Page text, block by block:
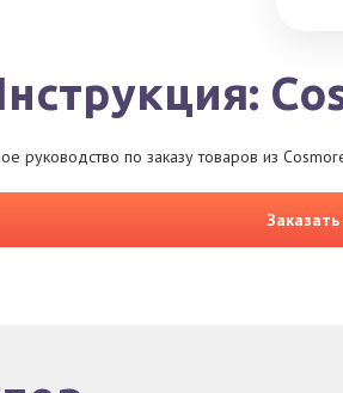
руководство по заказу товаров из